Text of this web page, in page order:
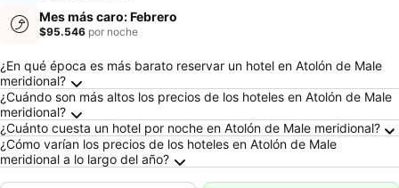
Mes más caro: Febrero
$95.546 por noche
Preguntas frecuentes sobre Atolón de Male
¿En qué época es más barato reservar un hotel en Atolón de Male
meridional?
¿Cuándo son más altos los precios de los hoteles en Atolón de Male
meridional?
¿Cuánto cuesta un hotel por noche en Atolón de Male meridional?
¿Cómo varían los precios de los hoteles en Atolón de Male
meridional a lo largo del año?